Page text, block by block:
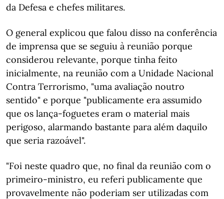
da Defesa e chefes militares.
O general explicou que falou disso na conferência
de imprensa que se seguiu à reunião porque
considerou relevante, porque tinha feito
inicialmente, na reunião com a Unidade Nacional
Contra Terrorismo, "uma avaliação noutro
sentido" e porque "publicamente era assumido
que os lança-foguetes eram o material mais
perigoso, alarmando bastante para além daquilo
que seria razoável".
"Foi neste quadro que, no final da reunião com o
primeiro-ministro, eu referi publicamente que
provavelmente não poderiam ser utilizadas com